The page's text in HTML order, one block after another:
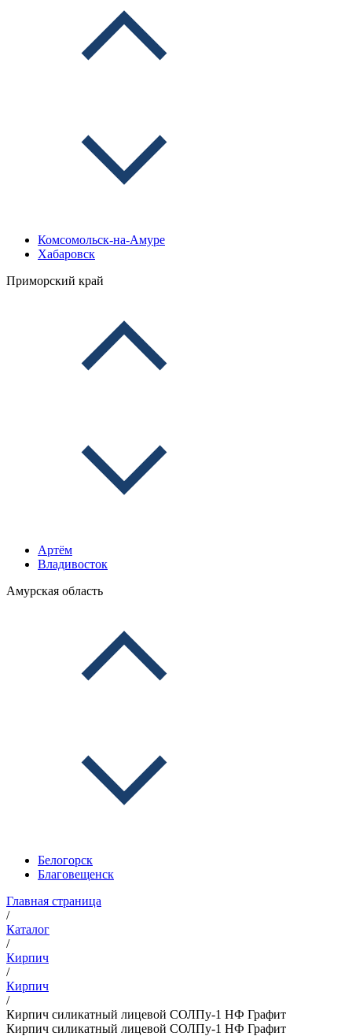
Комсомольск-на-Амуре
Хабаровск
Приморский край
Артём
Владивосток
Амурская область
Белогорск
Благовещенск
Главная страница
/
Каталог
/
Кирпич
/
Кирпич
/
Кирпич силикатный лицевой СОЛПу-1 НФ Графит
Кирпич силикатный лицевой СОЛПу-1 НФ Графит